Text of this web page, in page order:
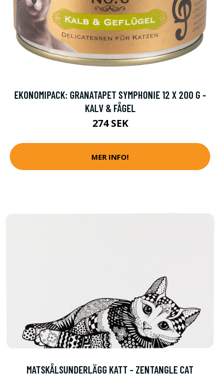
EKONOMIPACK: GRANATAPET SYMPHONIE 12 X 200 G -
KALV & FÅGEL
274 SEK
MER INFO!
MATSKÅLSUNDERLÄGG KATT - ZENTANGLE CAT